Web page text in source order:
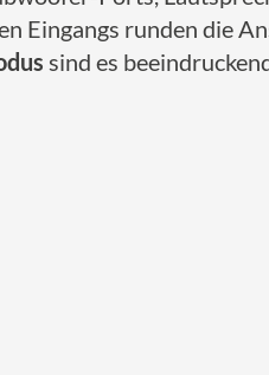
Eingangs runden die
sind es